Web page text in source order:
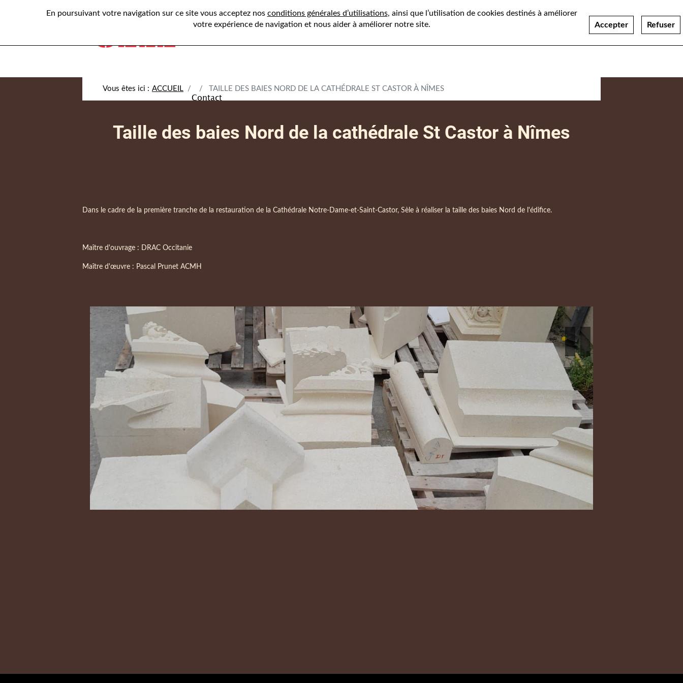
En poursuivant votre navigation sur ce site vous acceptez nos conditions générales d’utilisations, ainsi que l’utilisation de cookies destinés à améliorer
votre expérience de navigation et nous aider à améliorer notre site.
Accepter Refuser
Présentation Savoir-faire Références Par régions
Contact
ACCUEIL TAILLE DES BAIES NORD DE LA CATHÉDRALE ST CASTOR À NÎMES
Taille des baies Nord de la cathédrale St Castor à Nîmes
Paragraphes
Dans le cadre de la première tranche de la restauration de la Cathédrale Notre-Dame-et-Saint-Castor, Sèle à réaliser la taille des baies Nord de l'édifice.
Maître d'ouvrage : DRAC Occitanie
Maître d'œuvre : Pascal Prunet ACMH
Previous
Next